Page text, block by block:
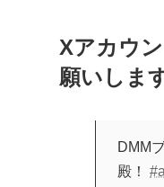
Xアカウ
願いしま
DMM
殿！